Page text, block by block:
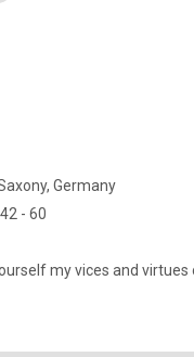
Germany
- 60
my vices and